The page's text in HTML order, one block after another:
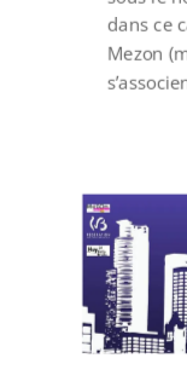
dans ce
Mezon